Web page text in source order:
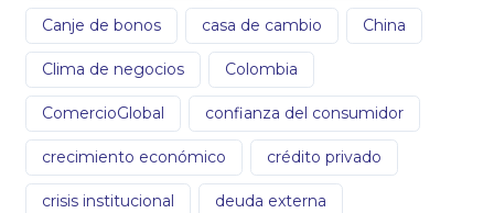
Canje de bonos casa de cambio China
Clima de negocios Colombia
ComercioGlobal confianza del consumidor
crecimiento económico crédito privado
crisis institucional deuda externa